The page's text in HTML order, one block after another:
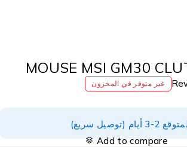
MOUSE MSI GM30
غير متوفر في المخزون
سريع)
Add to compare